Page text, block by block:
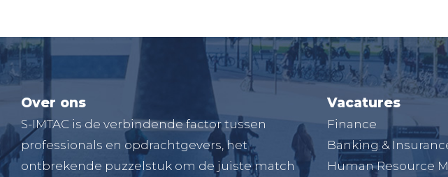
Over ons
S-IMTAC is de verbindende factor tussen
professionals en opdrachtgevers, het
ontbrekende puzzelstuk om de juiste match
Vacatures
Finance
Banking &
Human Resource